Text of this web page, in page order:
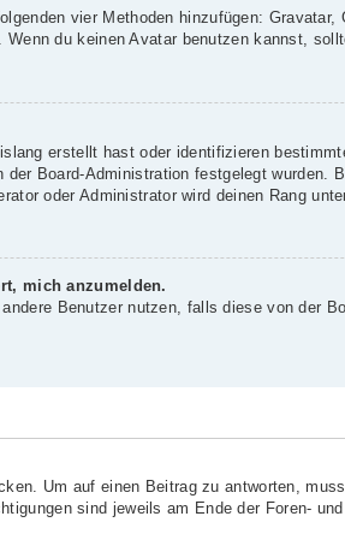
vier Methoden hinzufügen:
du keinen Avatar benutzen kannst,
erstellt hast oder identifizieren
Board-Administration festgelegt wurden.
oder Administrator wird deinen Rang
mich anzumelden.
Benutzer nutzen, falls diese von der
Um auf einen Beitrag zu antworten,
sind jeweils am Ende der Foren-